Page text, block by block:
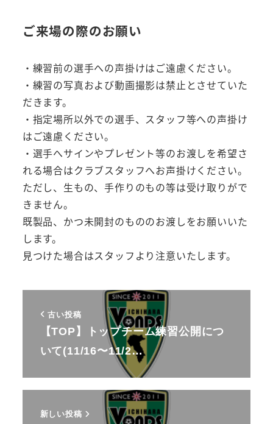
ご来場の際のお願い
・練習前の選手への声掛けはご遠慮ください。
・練習の写真および動画撮影は禁止とさせていた
だきます。
・指定場所以外での選手、スタッフ等への声掛け
はご遠慮ください。
・選手へサインやプレゼント等のお渡しを希望さ
れる場合はクラブスタッフへお声掛けください。
ただし、生もの、手作りのもの等は受け取りがで
きません。
既製品、かつ未開封のもののお渡しをお願いいた
します。
見つけた場合はスタッフより注意いたします。
古い投稿
【TOP】トップチーム練習公開につ
いて(11/16〜11/2…
新しい投稿